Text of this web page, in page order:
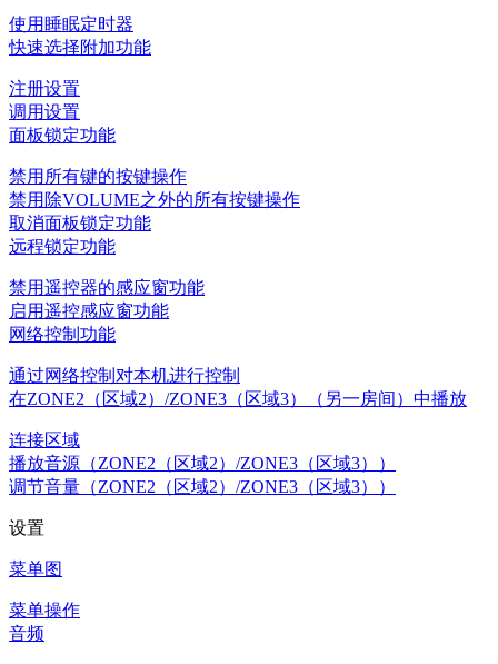
使用睡眠定时器
快速选择附加功能
注册设置
调用设置
面板锁定功能
禁用所有键的按键操作
禁用除VOLUME之外的所有按键操作
取消面板锁定功能
远程锁定功能
禁用遥控器的感应窗功能
启用遥控感应窗功能
网络控制功能
通过网络控制对本机进行控制
在ZONE2（区域2）/ZONE3（区域3）（另一房间）中播放
连接区域
播放音源（ZONE2（区域2）/ZONE3（区域3））
调节音量（ZONE2（区域2）/ZONE3（区域3））
设置
菜单图
菜单操作
音频